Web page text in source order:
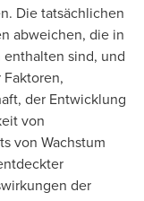
Die tatsächlichen
abweichen, die in
sind, und
der Entwicklung
von
von Wachstum
der